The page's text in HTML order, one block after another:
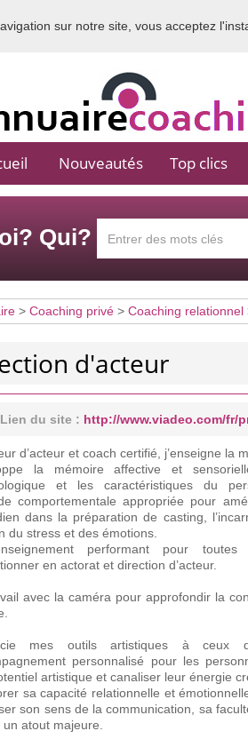
Nouveautés Top clics
Qui?
> Coaching privé > Coaching relationnel
d'acteur
Lien du site : http://www.viadeo.com/fr/
d’acteur et coach certifié, j’enseigne la
la mémoire affective et
et les caractéristiques du
comportementale appropriée pour
dans la préparation de casting,
du stress et des émotions.
performant pour toutes
en actorat et direction d’acteur.
avec la caméra pour approfondir la
mes outils artistiques à ceux
personnalisé pour les
artistique et canaliser leur énergie
sa capacité relationnelle et
son sens de la communication, sa
atout majeure.
sur notre site, vous acceptez